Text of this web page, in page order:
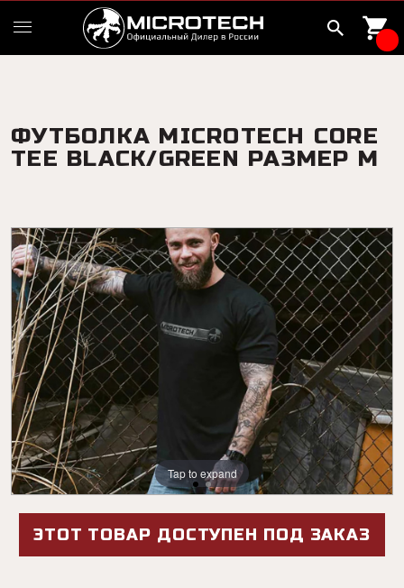
ФУТБОЛКА MICROTECH CORE
TEE BLACK/GREEN РАЗМЕР M
Tap to expand
Tap to expand
ЭТОТ ТОВАР ДОСТУПЕН ПОД ЗАКАЗ